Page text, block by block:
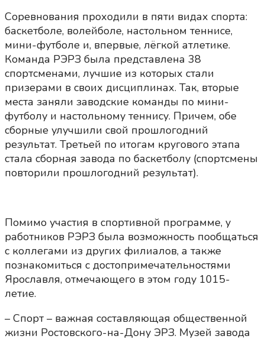
Соревнования проходили в пяти видах спорта:
баскетболе, волейболе, настольном теннисе,
мини-футболе и, впервые, лёгкой атлетике.
Команда РЭРЗ была представлена 38
спортсменами, лучшие из которых стали
призерами в своих дисциплинах. Так, вторые
места заняли заводские команды по мини-
футболу и настольному теннису. Причем, обе
сборные улучшили свой прошлогодний
результат. Третьей по итогам кругового этапа
стала сборная завода по баскетболу (спортсмены
повторили прошлогодний результат).
Помимо участия в спортивной программе, у
работников РЭРЗ была возможность пообщаться
с коллегами из других филиалов, а также
познакомиться с достопримечательностями
Ярославля, отмечающего в этом году 1015-
летие.
– Спорт – важная составляющая общественной
жизни Ростовского-на-Дону ЭРЗ. Музей завода